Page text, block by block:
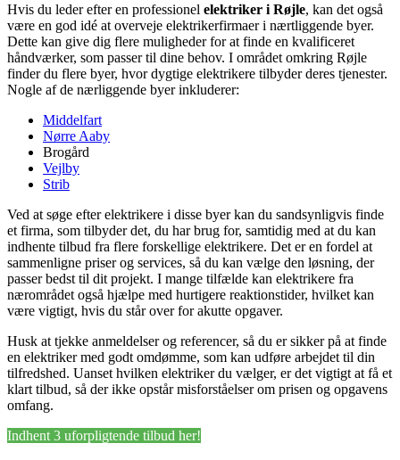
Hvis du leder efter en professionel elektriker i Røjle, kan det også
være en god idé at overveje elektrikerfirmaer i nærtliggende byer.
Dette kan give dig flere muligheder for at finde en kvalificeret
håndværker, som passer til dine behov. I området omkring Røjle
finder du flere byer, hvor dygtige elektrikere tilbyder deres tjenester.
Nogle af de nærliggende byer inkluderer:
Middelfart
Nørre Aaby
Brogård
Vejlby
Strib
Ved at søge efter elektrikere i disse byer kan du sandsynligvis finde
et firma, som tilbyder det, du har brug for, samtidig med at du kan
indhente tilbud fra flere forskellige elektrikere. Det er en fordel at
sammenligne priser og services, så du kan vælge den løsning, der
passer bedst til dit projekt. I mange tilfælde kan elektrikere fra
nærområdet også hjælpe med hurtigere reaktionstider, hvilket kan
være vigtigt, hvis du står over for akutte opgaver.
Husk at tjekke anmeldelser og referencer, så du er sikker på at finde
en elektriker med godt omdømme, som kan udføre arbejdet til din
tilfredshed. Uanset hvilken elektriker du vælger, er det vigtigt at få et
klart tilbud, så der ikke opstår misforståelser om prisen og opgavens
omfang.
Indhent 3 uforpligtende tilbud her!